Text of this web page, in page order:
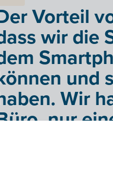
Vorteil
wir die
und
Wir
nur